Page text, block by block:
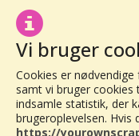
Vor
Vi bruger
Cookies er
samt vi bruger cookies
indsamle statistik, der
brugeroplevelsen. Hvis
https://